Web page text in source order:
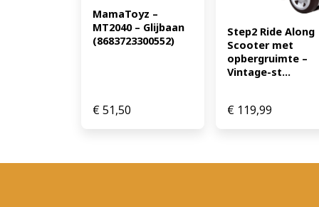
MamaToyz –
MT2040 – Glijbaan
(8683723300552)
€51,50
Step2 Ride Along
Scooter met
opbergruimte –
Vintage-st...
€119,99